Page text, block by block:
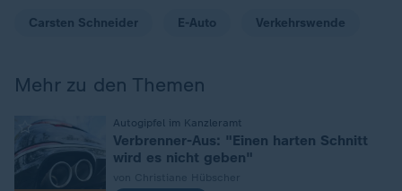
Carsten Schneider E-Auto Verkehrswende
Mehr zu den Themen
Autogipfel im Kanzleramt
Verbrenner-Aus: "Einen harten Schnitt
wird es nicht geben"